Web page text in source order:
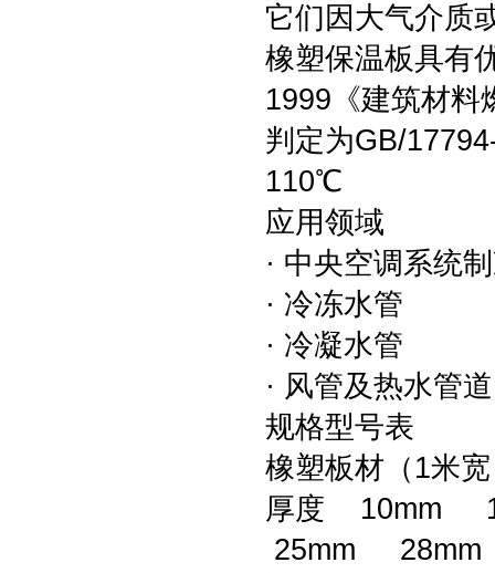
它们因大气介质
橡塑保温板具有
1999《建筑材料
判定为GB/
110℃
应用领域
· 中央空调系统
· 冷冻水管
· 冷凝水管
· 风管及热水管
规格型号表
橡塑板材（1米
厚度 10mm
25mm